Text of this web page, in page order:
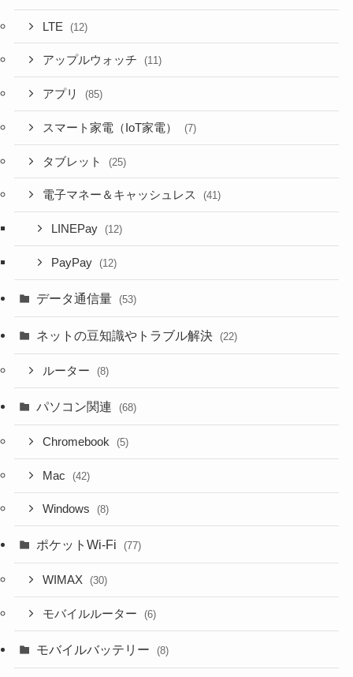
LTE (12)
アップルウォッチ (11)
アプリ (85)
スマート家電（IoT家電） (7)
タブレット (25)
電子マネー＆キャッシュレス (41)
LINEPay (12)
PayPay (12)
データ通信量 (53)
ネットの豆知識やトラブル解決 (22)
ルーター (8)
パソコン関連 (68)
Chromebook (5)
Mac (42)
Windows (8)
ポケットWi-Fi (77)
WIMAX (30)
モバイルルーター (6)
モバイルバッテリー (8)